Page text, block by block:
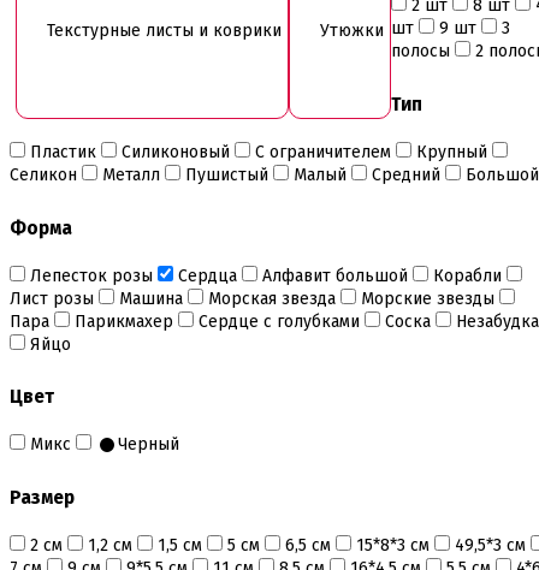
Инструменты для моделирования
Плунжеры вырубки штампы для мастики
Силиконовые молды
Текстурные листы и коврики
Коврики армированные
Кондитерские наборы
Кондитерские розы
Кондитерский желатин
Кондитерский инвентарь
Коврики, пергамент
Текстурные листы и коврики Утюжки
2 шт
8 шт
шт
9 шт
3
полосы
2
Тип
Пластик Силиконовый С ограничителем
Крупный
Селикон
Металл Пушистый Малый Средний Большой
Форма
Лепесток розы Сердца Алфавит большой
Корабли
Лист розы
Машина Морская звезда
Морские звезды
Пара
Парикмахер Сердце с голубками Соска
Незабудка
Яйцо
Цвет
Микс Черный
Размер
2 см 1,2 см 1,5 см 5 см 6,5 см 15*8*3 см
49,5*3 см